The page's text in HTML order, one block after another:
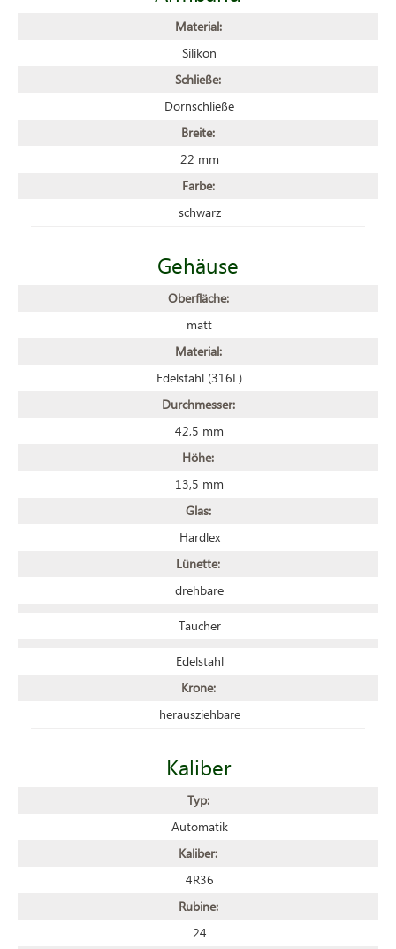
Material:
Silikon
Schließe:
Dornschließe
Breite:
22 mm
Farbe:
schwarz
Gehäuse
Oberfläche:
matt
Material:
Edelstahl (316L)
Durchmesser:
42,5 mm
Höhe:
13,5 mm
Glas:
Hardlex
Lünette:
drehbare
Taucher
Edelstahl
Krone:
herausziehbare
Kaliber
Typ:
Automatik
Kaliber:
4R36
Rubine:
24